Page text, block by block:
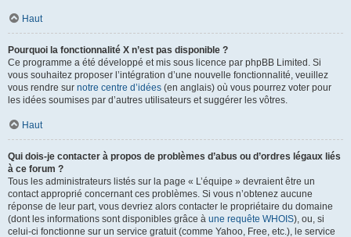
Haut
Pourquoi la fonctionnalité X n’est pas disponible ?
Ce programme a été développé et mis sous licence par phpBB Limited. Si
vous souhaitez proposer l’intégration d’une nouvelle fonctionnalité, veuillez
vous rendre sur notre centre d’idées (en anglais) où vous pourrez voter pour
les idées soumises par d’autres utilisateurs et suggérer les vôtres.
Haut
Qui dois-je contacter à propos de problèmes d’abus ou d’ordres légaux liés
à ce forum ?
Tous les administrateurs listés sur la page « L’équipe » devraient être un
contact approprié concernant ces problèmes. Si vous n’obtenez aucune
réponse de leur part, vous devriez alors contacter le propriétaire du domaine
(dont les informations sont disponibles grâce à une requête WHOIS), ou, si
celui-ci fonctionne sur un service gratuit (comme Yahoo, Free, etc.), le service